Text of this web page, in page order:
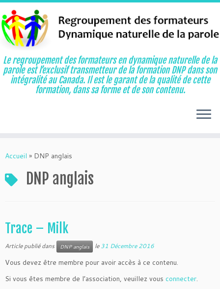
au
Le regroupement des formateurs en dynamique naturelle de la
parole est l’exclusif transmetteur de la formation DNP dans son
intégralité au Canada. Il est le garant de la qualité de cette
formation, dans sa forme et de son contenu.
Accueil » DNP anglais
DNP anglais
Trace – Milk
Article publié dans DNP anglais le31 Décembre 2016
Vous devez être membre pour avoir accès à ce contenu.
Si vous êtes membre de l’association, veuillez vous connecter.